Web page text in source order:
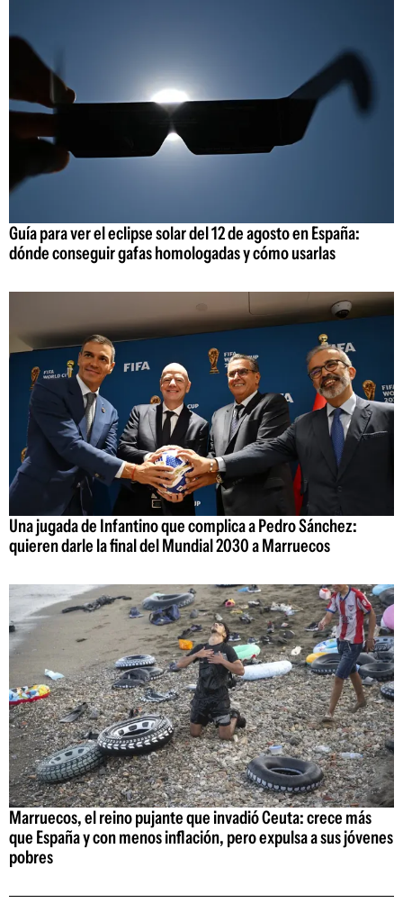
Guía para ver el eclipse solar del 12 de agosto en España:
dónde conseguir gafas homologadas y cómo usarlas
Una jugada de Infantino que complica a Pedro Sánchez:
quieren darle la final del Mundial 2030 a Marruecos
Marruecos, el reino pujante que invadió Ceuta: crece más
que España y con menos inflación, pero expulsa a sus jóvenes
pobres